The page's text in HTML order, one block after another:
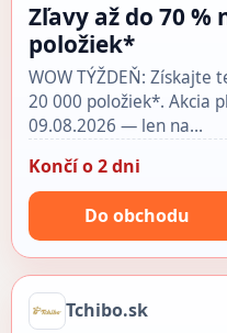
Zľavy až do 70 %
položiek*
WOW TÝŽDEŇ: Získajte
20 000 položiek*. Akcia
09.08.2026 — len na…
Končí o 2 dni
Do obchodu
Tchibo.sk